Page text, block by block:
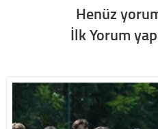
Henüz
İlk Yorum